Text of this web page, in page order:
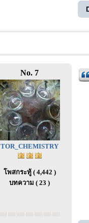
No. 7
TOR_CHEMISTRY
โพสกระทู้ ( 4,442 )
บทความ ( 23 )